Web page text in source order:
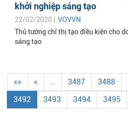
khởi nghiệp sáng tạo
22/02/2020 | VOVVN
Thủ tướng chỉ thị tạo điều kiện cho
sáng tạo
«« « … 3487 3488
3492
3493 3494 3495